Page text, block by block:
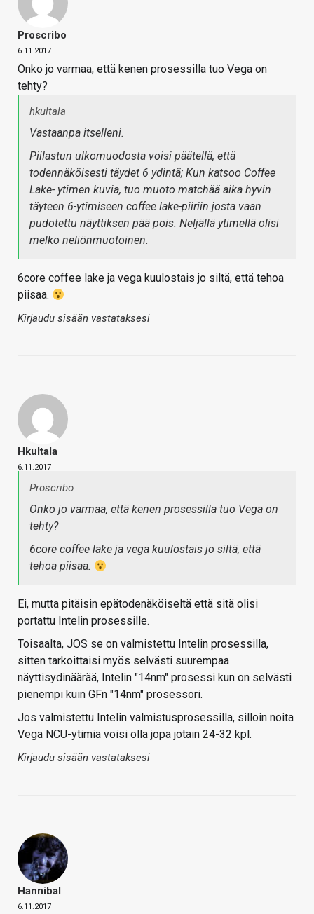
Proscribo
6.11.2017
Onko jo varmaa, että kenen prosessilla tuo Vega on
tehty?
hkultala
Vastaanpa itselleni.
Piilastun ulkomuodosta voisi päätellä, että
todennäköisesti täydet 6 ydintä; Kun katsoo Coffee
Lake- ytimen kuvia, tuo muoto matchää aika hyvin
täyteen 6-ytimiseen coffee lake-piiriin josta vaan
pudotettu näyttiksen pää pois. Neljällä ytimellä olisi
melko neliönmuotoinen.
6core coffee lake ja vega kuulostais jo siltä, että tehoa
piisaa.
Kirjaudu sisään vastataksesi
Hkultala
6.11.2017
Proscribo
Onko jo varmaa, että kenen prosessilla tuo Vega on
tehty?
6core coffee lake ja vega kuulostais jo siltä, että
tehoa piisaa.
Ei, mutta pitäisin epätodenäköiseltä että sitä olisi
portattu Intelin prosessille.
Toisaalta, JOS se on valmistettu Intelin prosessilla,
sitten tarkoittaisi myös selvästi suurempaa
näyttisydinäärää, Intelin "14nm" prosessi kun on selvästi
pienempi kuin GFn "14nm" prosessori.
Jos valmistettu Intelin valmistusprosessilla, silloin noita
Vega NCU-ytimiä voisi olla jopa jotain 24-32 kpl.
Kirjaudu sisään vastataksesi
Hannibal
6.11.2017